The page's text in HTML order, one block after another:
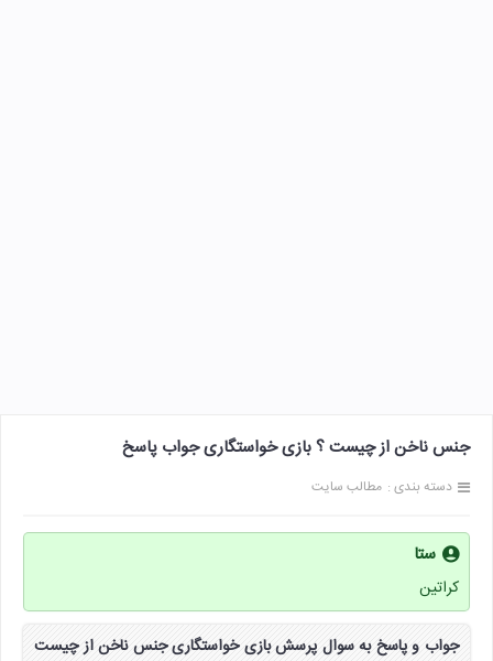
جنس ناخن از چیست ؟ بازی خواستگاری جواب پاسخ
دسته بندی : مطالب سایت
ستا
کراتین
جواب و پاسخ به سوال پرسش بازی خواستگاری جنس ناخن از چیست